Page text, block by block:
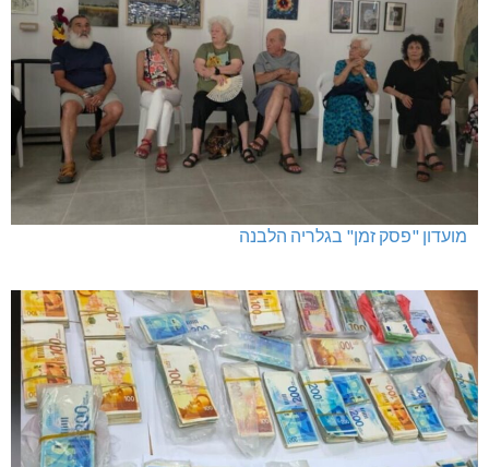
מועדון "פסק זמן" בגלריה הלבנה